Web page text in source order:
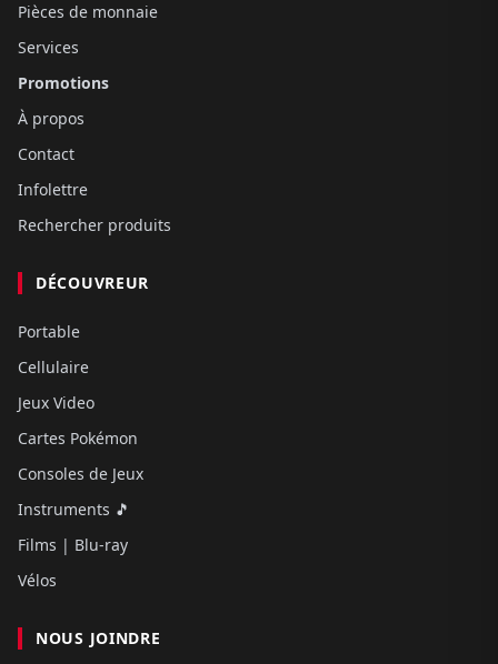
Pièces de monnaie
Services
Promotions
À propos
Contact
Infolettre
Rechercher produits
DÉCOUVREUR
Portable
Cellulaire
Jeux Video
Cartes Pokémon
Consoles de Jeux
Instruments 🎵
Films | Blu-ray
Vélos
NOUS JOINDRE